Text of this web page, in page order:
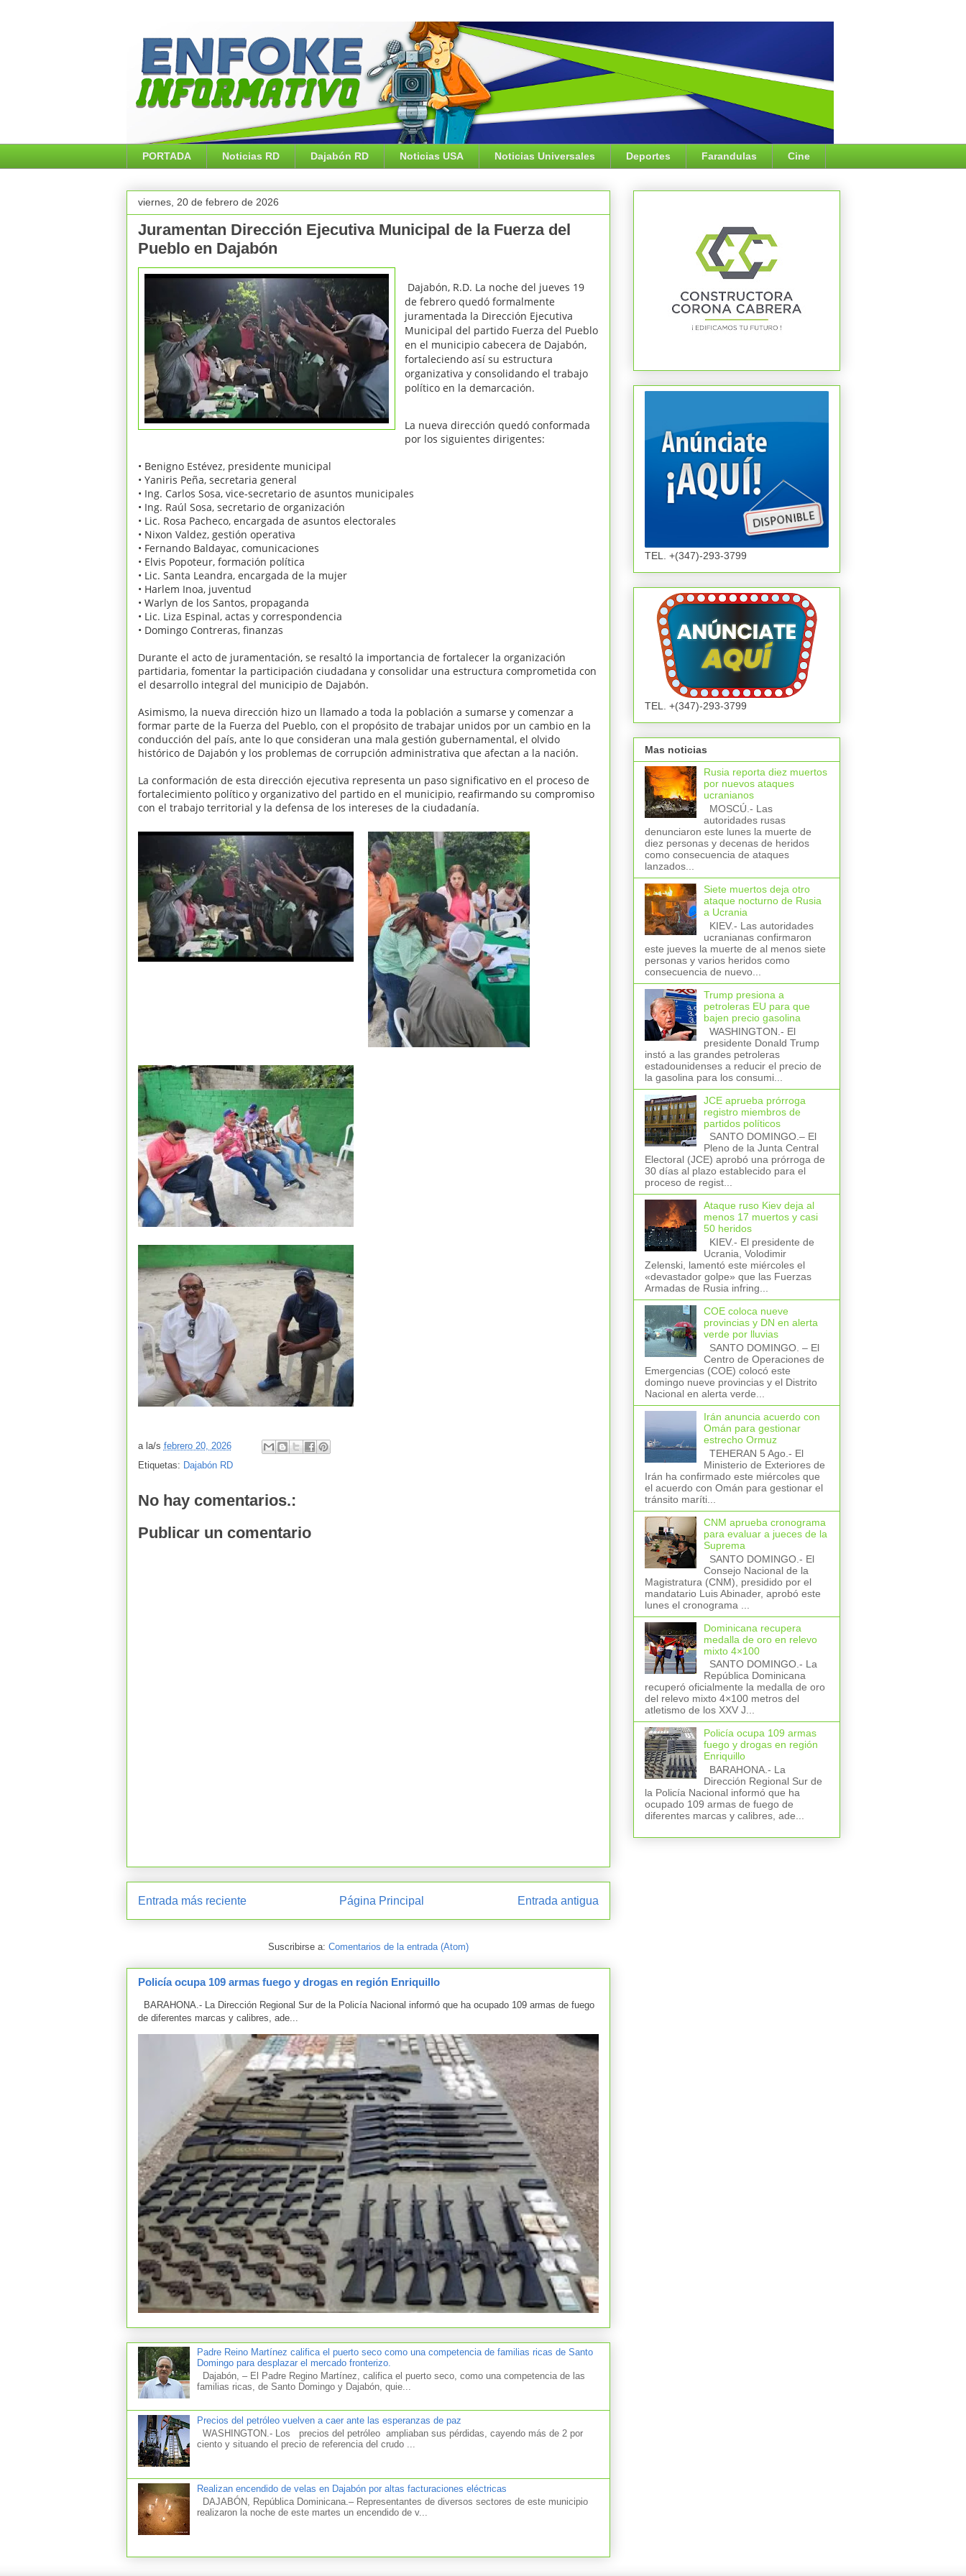
PORTADA Noticias RD Dajabón RD Noticias USA Noticias Universales Deportes Farandulas Cine
viernes, 20 de febrero de 2026
Juramentan Dirección Ejecutiva Municipal de la Fuerza del
Pueblo en Dajabón
Dajabón, R.D. La noche del jueves 19
de febrero quedó formalmente
juramentada la Dirección Ejecutiva
Municipal del partido Fuerza del Pueblo
en el municipio cabecera de Dajabón,
fortaleciendo así su estructura
organizativa y consolidando el trabajo
político en la demarcación.
La nueva dirección quedó conformada
por los siguientes dirigentes:
• Benigno Estévez, presidente municipal
• Yaniris Peña, secretaria general
• Ing. Carlos Sosa, vice-secretario de asuntos municipales
• Ing. Raúl Sosa, secretario de organización
• Lic. Rosa Pacheco, encargada de asuntos electorales
• Nixon Valdez, gestión operativa
• Fernando Baldayac, comunicaciones
• Elvis Popoteur, formación política
• Lic. Santa Leandra, encargada de la mujer
• Harlem Inoa, juventud
• Warlyn de los Santos, propaganda
• Lic. Liza Espinal, actas y correspondencia
• Domingo Contreras, finanzas
Durante el acto de juramentación, se resaltó la importancia de fortalecer la organización
partidaria, fomentar la participación ciudadana y consolidar una estructura comprometida con
el desarrollo integral del municipio de Dajabón.
Asimismo, la nueva dirección hizo un llamado a toda la población a sumarse y comenzar a
formar parte de la Fuerza del Pueblo, con el propósito de trabajar unidos por un cambio en la
conducción del país, ante lo que consideran una mala gestión gubernamental, el olvido
histórico de Dajabón y los problemas de corrupción administrativa que afectan a la nación.
La conformación de esta dirección ejecutiva representa un paso significativo en el proceso de
fortalecimiento político y organizativo del partido en el municipio, reafirmando su compromiso
con el trabajo territorial y la defensa de los intereses de la ciudadanía.
a la/s febrero 20, 2026
Etiquetas: Dajabón RD
No hay comentarios.:
Publicar un comentario
Entrada más reciente Entrada antigua
Página Principal
Suscribirse a: Comentarios de la entrada (Atom)
Policía ocupa 109 armas fuego y drogas en región Enriquillo
BARAHONA.- La Dirección Regional Sur de la Policía Nacional informó que ha ocupado 109 armas de fuego
de diferentes marcas y calibres, ade...
Padre Reino Martínez califica el puerto seco como una competencia de familias ricas de Santo
Domingo para desplazar el mercado fronterizo.
Dajabón, – El Padre Regino Martínez, califica el puerto seco, como una competencia de las
familias ricas, de Santo Domingo y Dajabón, quie...
Precios del petróleo vuelven a caer ante las esperanzas de paz
WASHINGTON.- Los precios del petróleo ampliaban sus pérdidas, cayendo más de 2 por
ciento y situando el precio de referencia del crudo ...
Realizan encendido de velas en Dajabón por altas facturaciones eléctricas
DAJABÓN, República Dominicana.– Representantes de diversos sectores de este municipio
realizaron la noche de este martes un encendido de v...
TEL. +(347)-293-3799
TEL. +(347)-293-3799
Mas noticias
Rusia reporta diez muertos
por nuevos ataques
ucranianos
MOSCÚ.- Las
autoridades rusas
denunciaron este lunes la muerte de
diez personas y decenas de heridos
como consecuencia de ataques
lanzados...
Siete muertos deja otro
ataque nocturno de Rusia
a Ucrania
KIEV.- Las autoridades
ucranianas confirmaron
este jueves la muerte de al menos siete
personas y varios heridos como
consecuencia de nuevo...
Trump presiona a
petroleras EU para que
bajen precio gasolina
WASHINGTON.- El
presidente Donald Trump
instó a las grandes petroleras
estadounidenses a reducir el precio de
la gasolina para los consumi...
JCE aprueba prórroga
registro miembros de
partidos políticos
SANTO DOMINGO.– El
Pleno de la Junta Central
Electoral (JCE) aprobó una prórroga de
30 días al plazo establecido para el
proceso de regist...
Ataque ruso Kiev deja al
menos 17 muertos y casi
50 heridos
KIEV.- El presidente de
Ucrania, Volodimir
Zelenski, lamentó este miércoles el
«devastador golpe» que las Fuerzas
Armadas de Rusia infring...
COE coloca nueve
provincias y DN en alerta
verde por lluvias
SANTO DOMINGO. – El
Centro de Operaciones de
Emergencias (COE) colocó este
domingo nueve provincias y el Distrito
Nacional en alerta verde...
Irán anuncia acuerdo con
Omán para gestionar
estrecho Ormuz
TEHERAN 5 Ago.- El
Ministerio de Exteriores de
Irán ha confirmado este miércoles que
el acuerdo con Omán para gestionar el
tránsito maríti...
CNM aprueba cronograma
para evaluar a jueces de la
Suprema
SANTO DOMINGO.- El
Consejo Nacional de la
Magistratura (CNM), presidido por el
mandatario Luis Abinader, aprobó este
lunes el cronograma ...
Dominicana recupera
medalla de oro en relevo
mixto 4×100
SANTO DOMINGO.- La
República Dominicana
recuperó oficialmente la medalla de oro
del relevo mixto 4×100 metros del
atletismo de los XXV J...
Policía ocupa 109 armas
fuego y drogas en región
Enriquillo
BARAHONA.- La
Dirección Regional Sur de
la Policía Nacional informó que ha
ocupado 109 armas de fuego de
diferentes marcas y calibres, ade...